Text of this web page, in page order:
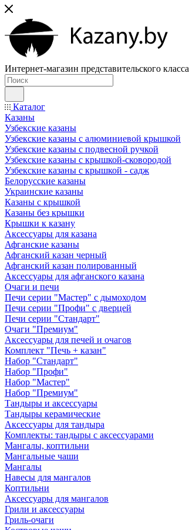
Интернет-магазин представительского класса
Каталог
Казаны
Узбекские казаны
Узбекские казаны с алюминиевой крышкой
Узбекские казаны с подвесной ручкой
Узбекские казаны с крышкой-сковородой
Узбекские казаны с крышкой - садж
Белорусские казаны
Украинские казаны
Казаны с крышкой
Казаны без крышки
Крышки к казану
Аксессуары для казана
Афганские казаны
Афганский казан черный
Афганский казан полированный
Аксессуары для афганского казана
Очаги и печи
Печи серии "Мастер" с дымоходом
Печи серии "Профи" с дверцей
Печи серии "Стандарт"
Очаги "Премиум"
Аксессуары для печей и очагов
Комплект "Печь + казан"
Набор "Стандарт"
Набор "Профи"
Набор "Мастер"
Набор "Премиум"
Тандыры и аксессуары
Тандыры керамические
Аксессуары для тандыра
Комплекты: тандыры с аксессуарами
Мангалы, коптильни
Мангальные чаши
Мангалы
Навесы для мангалов
Коптильни
Аксессуары для мангалов
Грили и аксессуары
Гриль-очаги